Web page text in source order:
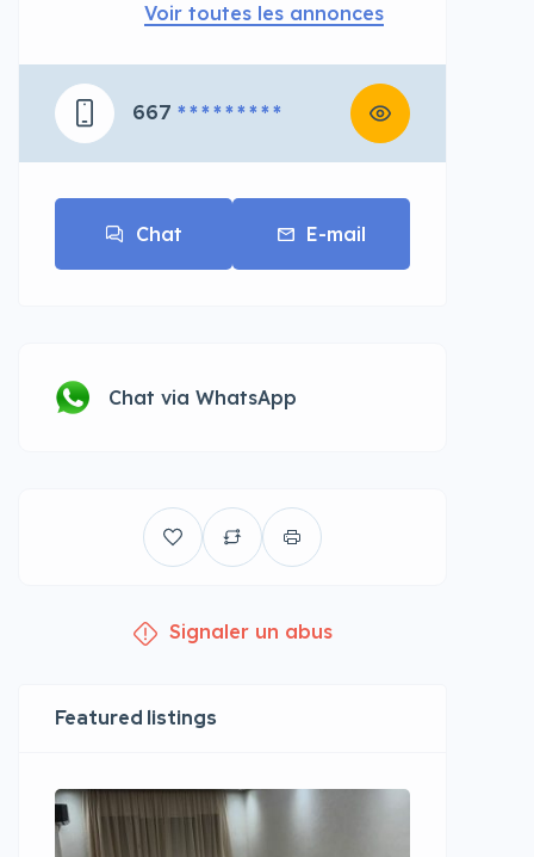
Voir toutes les annonces
667 * * * * * * * * *
Chat E-mail
Chat via WhatsApp
Signaler un abus
Featured listings